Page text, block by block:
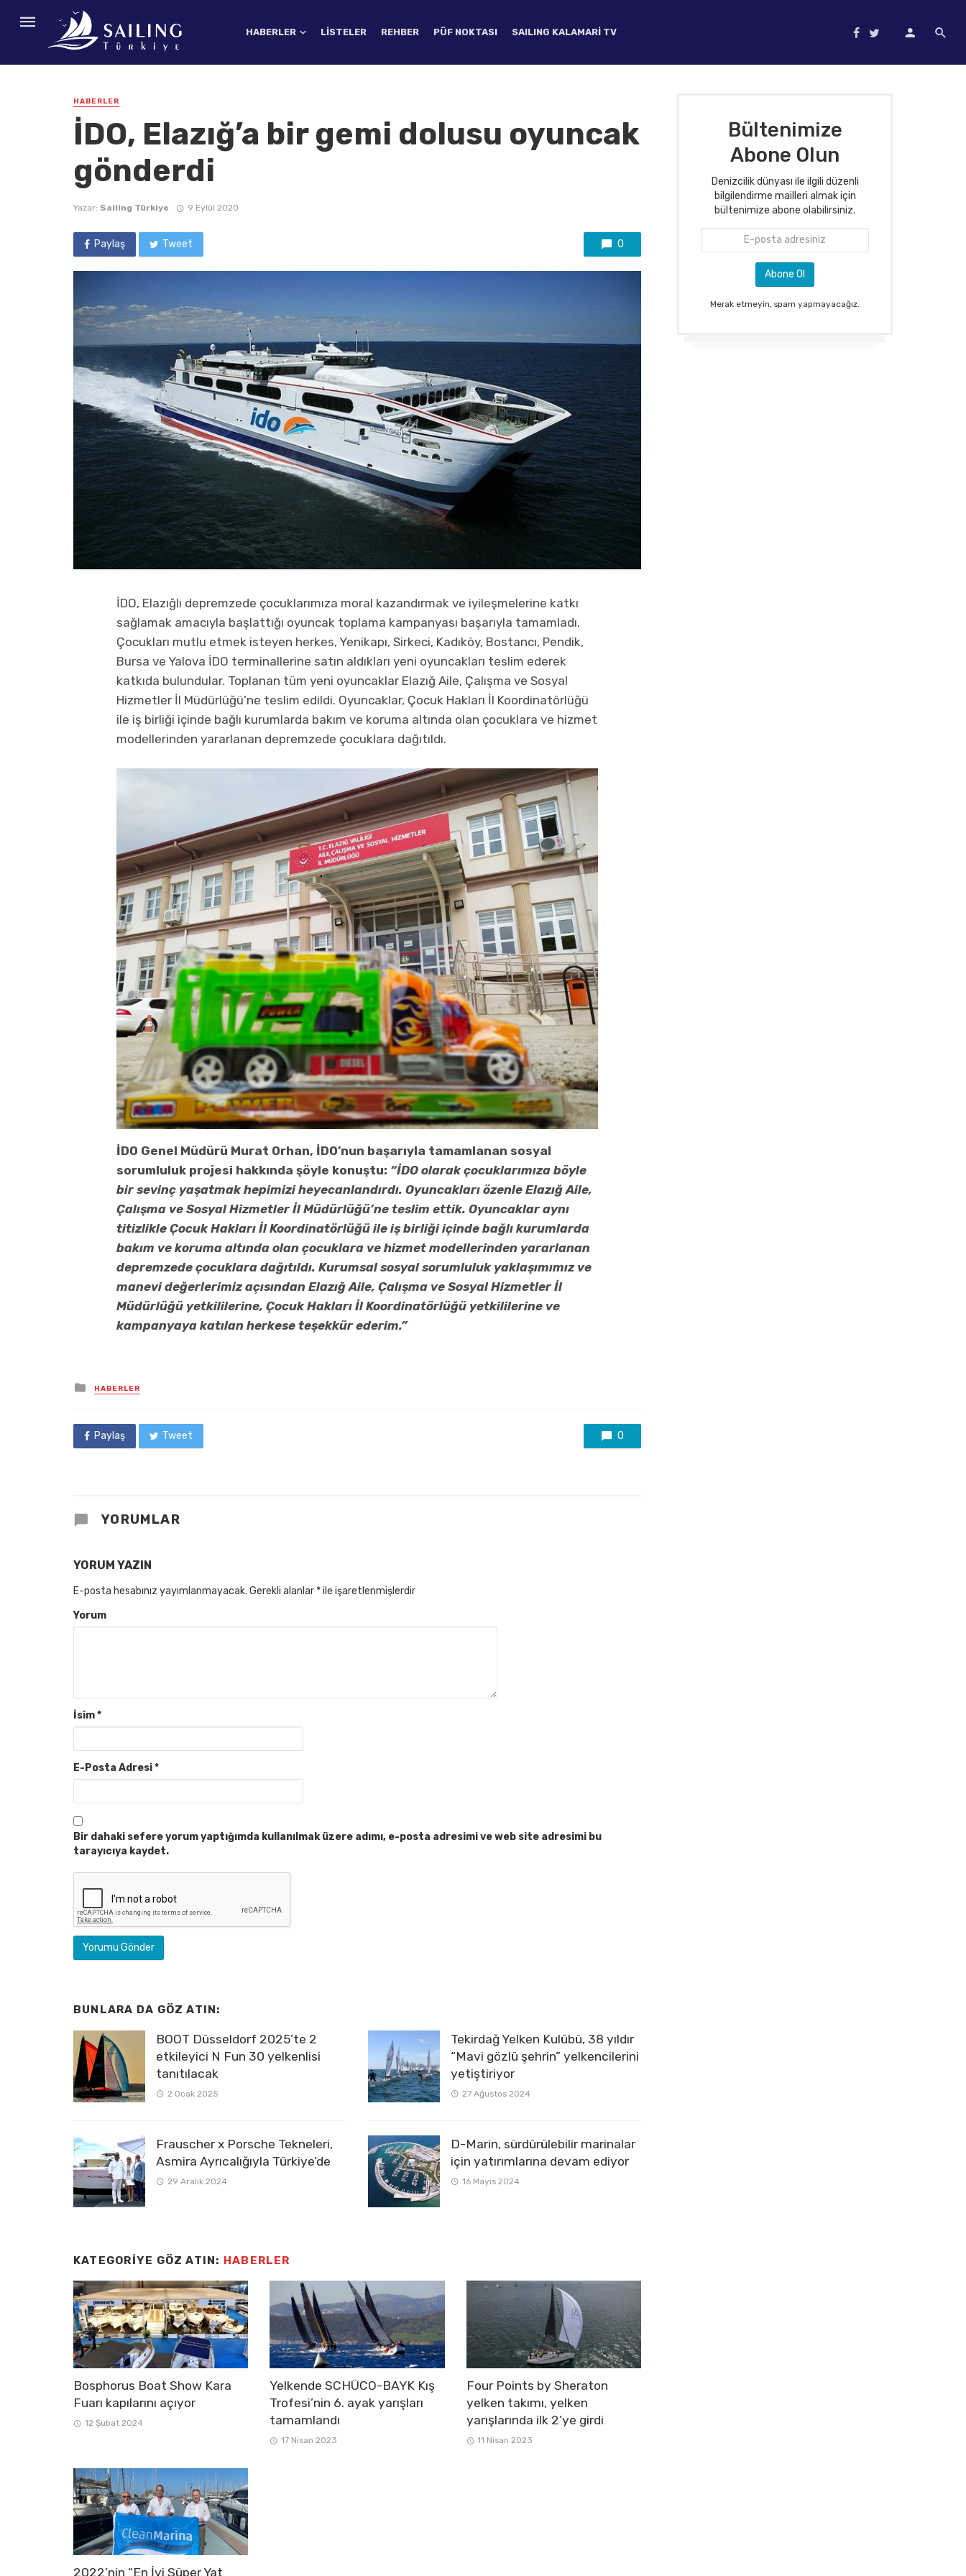
HABERLER LISTELER REHBER PÜF NOKTASI SAILING KALAMARI TV
HABERLER
İDO, Elazığ’a bir gemi dolusu oyuncak
gönderdi
Yazar: Sailing Türkiye 9 Eylül 2020
Paylaş Tweet 0
İDO, Elazığlı depremzede çocuklarımıza moral kazandırmak ve iyileşmelerine katkı
sağlamak amacıyla başlattığı oyuncak toplama kampanyası başarıyla tamamladı.
Çocukları mutlu etmek isteyen herkes, Yenikapı, Sirkeci, Kadıköy, Bostancı, Pendik,
Bursa ve Yalova İDO terminallerine satın aldıkları yeni oyuncakları teslim ederek
katkıda bulundular. Toplanan tüm yeni oyuncaklar Elazığ Aile, Çalışma ve Sosyal
Hizmetler İl Müdürlüğü’ne teslim edildi. Oyuncaklar, Çocuk Hakları İl Koordinatörlüğü
ile iş birliği içinde bağlı kurumlarda bakım ve koruma altında olan çocuklara ve hizmet
modellerinden yararlanan depremzede çocuklara dağıtıldı.
İDO Genel Müdürü Murat Orhan, İDO’nun başarıyla tamamlanan sosyal
sorumluluk projesi hakkında şöyle konuştu: “İDO olarak çocuklarımıza böyle
bir sevinç yaşatmak hepimizi heyecanlandırdı. Oyuncakları özenle Elazığ Aile,
Çalışma ve Sosyal Hizmetler İl Müdürlüğü’ne teslim ettik. Oyuncaklar aynı
titizlikle Çocuk Hakları İl Koordinatörlüğü ile iş birliği içinde bağlı kurumlarda
bakım ve koruma altında olan çocuklara ve hizmet modellerinden yararlanan
depremzede çocuklara dağıtıldı. Kurumsal sosyal sorumluluk yaklaşımımız ve
manevi değerlerimiz açısından Elazığ Aile, Çalışma ve Sosyal Hizmetler İl
Müdürlüğü yetkililerine, Çocuk Hakları İl Koordinatörlüğü yetkililerine ve
kampanyaya katılan herkese teşekkür ederim.”
Posted
in
HABERLER
Paylaş Tweet 0
YORUMLAR
YORUM YAZIN
E-posta hesabınız yayımlanmayacak. Gerekli alanlar *ile işaretlenmişlerdir
Yorum
İsim*
E-Posta Adresi*
Bir dahaki sefere yorum yaptığımda kullanılmak üzere adımı, e-posta adresimi ve web site adresimi bu
tarayıcıya kaydet.
BUNLARA DA GÖZ ATIN:
BOOT Düsseldorf 2025’te 2
etkileyici N Fun 30 yelkenlisi
tanıtılacak
2 Ocak 2025
Frauscher x Porsche Tekneleri,
Asmira Ayrıcalığıyla Türkiye’de
29 Aralık 2024
Tekirdağ Yelken Kulübü, 38 yıldır
“Mavi gözlü şehrin” yelkencilerini
yetiştiriyor
27 Ağustos 2024
D-Marin, sürdürülebilir marinalar
için yatırımlarına devam ediyor
16 Mayıs 2024
KATEGORIYE GÖZ ATIN: HABERLER
Bosphorus Boat Show Kara
Fuarı kapılarını açıyor
12 Şubat 2024
Yelkende SCHÜCO-BAYK Kış
Trofesi’nin 6. ayak yarışları
tamamlandı
17 Nisan 2023
Four Points by Sheraton
yelken takımı, yelken
yarışlarında ilk 2’ye girdi
11 Nisan 2023
2022’nin “En İyi Süper Yat
Bültenimize
Abone Olun
Denizcilik dünyası ile ilgili düzenli
bilgilendirme mailleri almak için
bültenimize abone olabilirsiniz.
Merak etmeyin, spam yapmayacağız.